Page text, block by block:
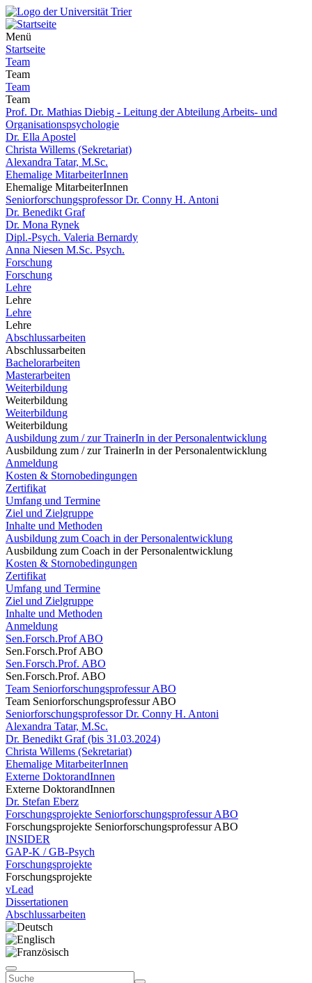
Menü
Startseite
Team
Team
Team
Team
Prof. Dr. Mathias Diebig - Leitung der Abteilung Arbeits- und
Organisationspsychologie
Dr. Ella Apostel
Christa Willems (Sekretariat)
Alexandra Tatar, M.Sc.
Ehemalige MitarbeiterInnen
Ehemalige MitarbeiterInnen
Seniorforschungsprofessor Dr. Conny H. Antoni
Dr. Benedikt Graf
Dr. Mona Rynek
Dipl.-Psych. Valeria Bernardy
Anna Niesen M.Sc. Psych.
Forschung
Forschung
Lehre
Lehre
Lehre
Lehre
Abschlussarbeiten
Abschlussarbeiten
Bachelorarbeiten
Masterarbeiten
Weiterbildung
Weiterbildung
Weiterbildung
Weiterbildung
Ausbildung zum / zur TrainerIn in der Personalentwicklung
Ausbildung zum / zur TrainerIn in der Personalentwicklung
Anmeldung
Kosten & Stornobedingungen
Zertifikat
Umfang und Termine
Ziel und Zielgruppe
Inhalte und Methoden
Ausbildung zum Coach in der Personalentwicklung
Ausbildung zum Coach in der Personalentwicklung
Kosten & Stornobedingungen
Zertifikat
Umfang und Termine
Ziel und Zielgruppe
Inhalte und Methoden
Anmeldung
Sen.Forsch.Prof ABO
Sen.Forsch.Prof ABO
Sen.Forsch.Prof. ABO
Sen.Forsch.Prof. ABO
Team Seniorforschungsprofessur ABO
Team Seniorforschungsprofessur ABO
Seniorforschungsprofessor Dr. Conny H. Antoni
Alexandra Tatar, M.Sc.
Dr. Benedikt Graf (bis 31.03.2024)
Christa Willems (Sekretariat)
Ehemalige MitarbeiterInnen
Externe DoktorandInnen
Externe DoktorandInnen
Dr. Stefan Eberz
Forschungsprojekte Seniorforschungsprofessur ABO
Forschungsprojekte Seniorforschungsprofessur ABO
INSIDER
GAP-K / GB-Psych
Forschungsprojekte
Forschungsprojekte
vLead
Dissertationen
Abschlussarbeiten